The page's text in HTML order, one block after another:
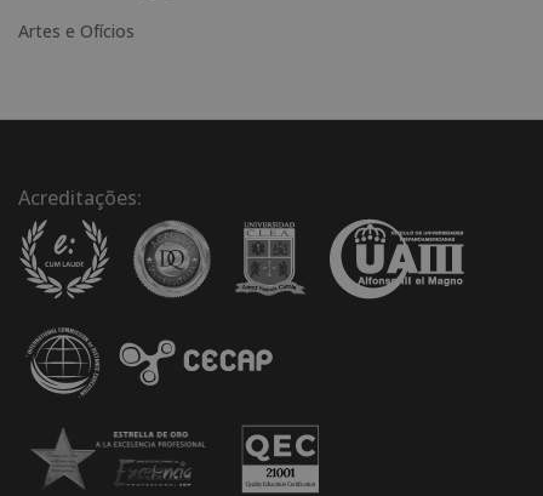
Artes e Ofícios
Acreditações: